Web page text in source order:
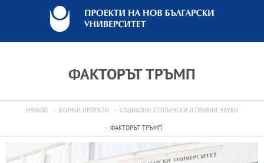
ФАКТОРЪТ ТРЪМП
НАЧАЛО ВСИЧКИ ПРОЕКТИ СОЦИАЛНИ, СТОПАНСКИ И ПРАВНИ НАУКИ
ФАКТОРЪТ ТРЪМП